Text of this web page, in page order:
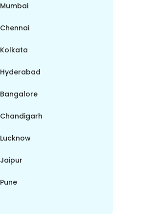
Mumbai
Chennai
Kolkata
Hyderabad
Bangalore
Chandigarh
Lucknow
Jaipur
Pune